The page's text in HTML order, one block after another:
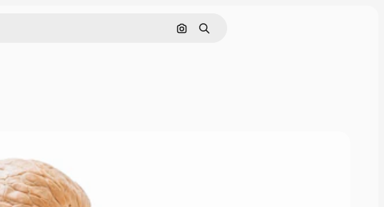
画像で検索
検索